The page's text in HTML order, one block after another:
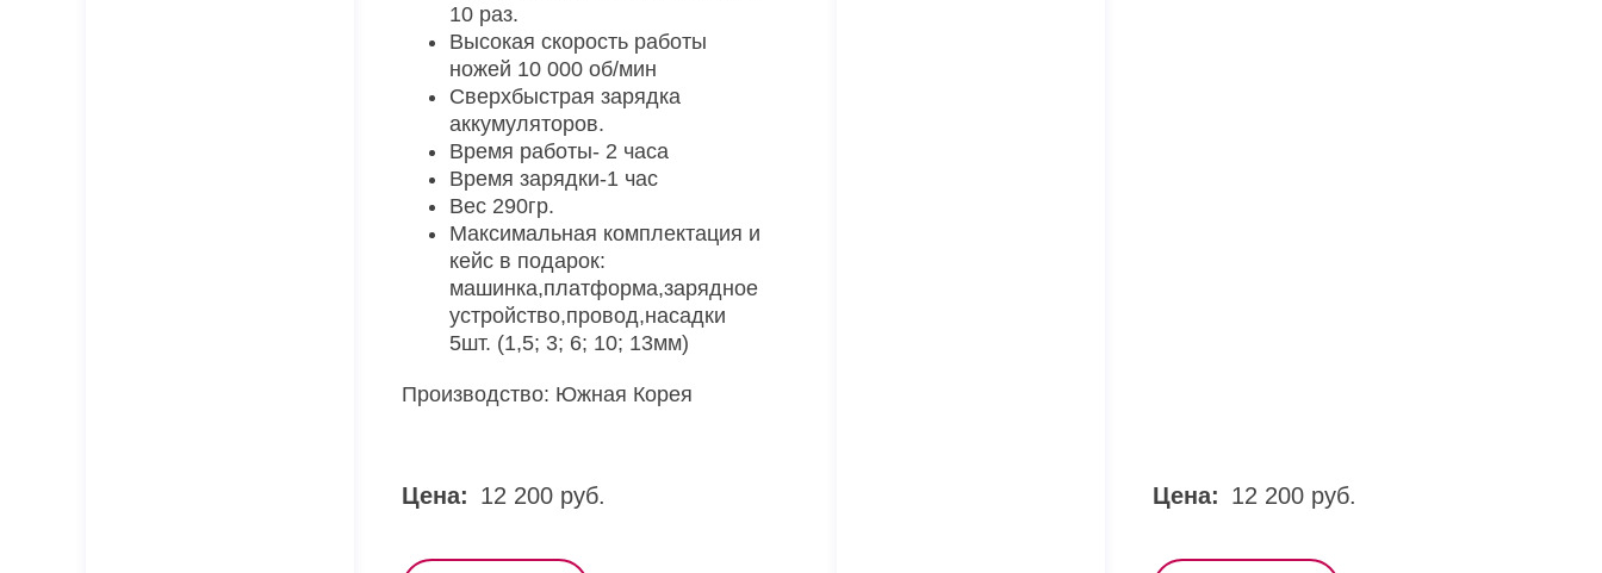
10 раз.
Высокая скорость работы
ножей 10 000 об/мин
Сверхбыстрая зарядка
аккумуляторов.
Время работы- 2 часа
Время зарядки-1 час
Вес 290гр.
Максимальная комплектация и
кейс в подарок:
машинка,платформа,зарядное
устройство,провод,насадки
5шт. (1,5; 3; 6; 10; 13мм)
Производство: Южная Корея
Цена: 12 200 руб. Цена: 12 200 руб.